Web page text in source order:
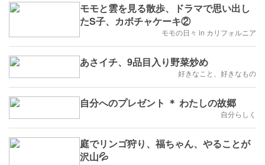
モモと雲を見る散歩、ドラマで思い出し
たS子、カボチャケーキ②
モモの日々 in カリフォルニア
あさイチ、9品目入り野菜炒め
好きなこと、好きなもの
自分へのプレゼント ＊ わたしの故郷
自分らしく
庭でリンゴ狩り、福ちゃん、やることが
沢山💦